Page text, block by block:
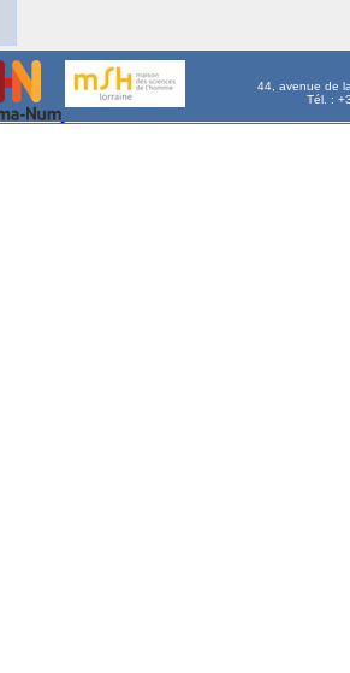
44, avenue de
Tél. :